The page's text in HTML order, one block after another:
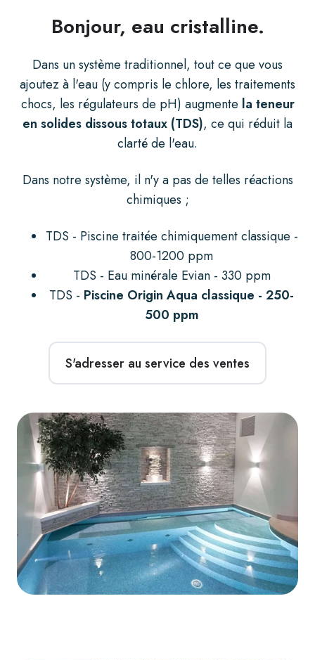
Bonjour, eau cristalline.
Dans un système traditionnel, tout ce que vous
ajoutez à l'eau (y compris le chlore, les traitements
chocs, les régulateurs de pH) augmente la teneur
en solides dissous totaux (TDS), ce qui réduit la
clarté de l'eau.
Dans notre système, il n'y a pas de telles réactions
chimiques ;
TDS - Piscine traitée chimiquement classique -
800-1200 ppm
TDS - Eau minérale Evian - 330 ppm
TDS - Piscine Origin Aqua classique - 250-
500 ppm
S'adresser au service des ventes